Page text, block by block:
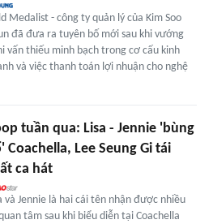
Medalist - công ty quản lý của Kim Soo
đã đưa ra tuyên bố mới sau khi vướng
vấn thiếu minh bạch trong cơ cấu kinh
và việc thanh toán lợi nhuận cho nghệ
tuần qua: Lisa - Jennie 'bùng
Coachella, Lee Seung Gi tái
ca hát
và Jennie là hai cái tên nhận được nhiều
tâm sau khi biểu diễn tại Coachella